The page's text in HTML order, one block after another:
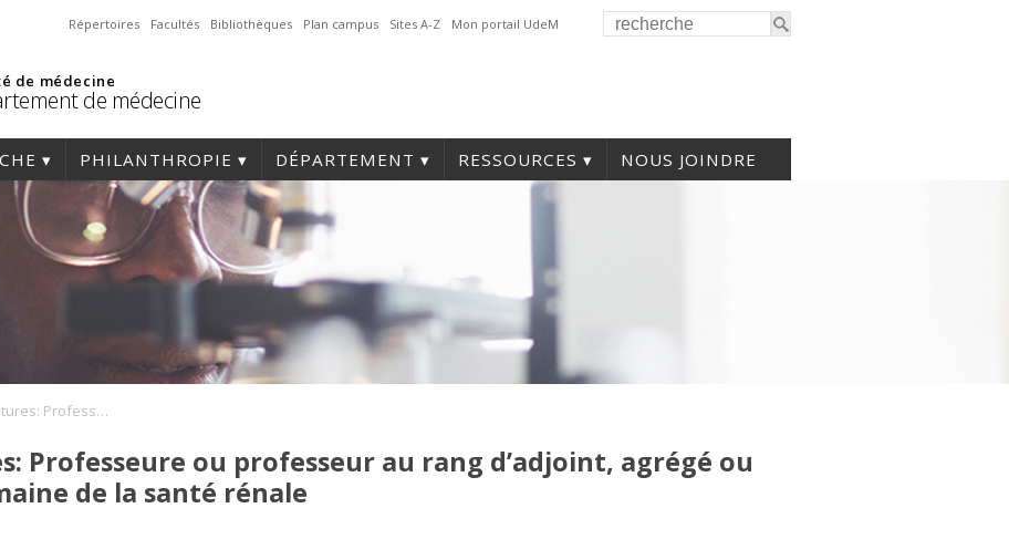
Répertoires Facultés Bibliothèques Plan campus Sites A-Z Mon portail UdeM
de médecine
de médecine
PHILANTHROPIE DÉPARTEMENT RESSOURCES NOUS JOINDRE
Appel à candidatures: Professeure ou professeur au rang d’adjoint, agrégé ou titulaire dans le domaine de la santé rénale
Professeure ou professeur au rang d’adjoint, agrégé ou
de la santé rénale